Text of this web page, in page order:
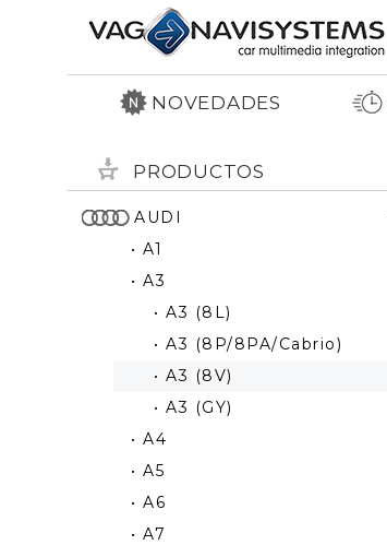
NOVEDADES
PRODUCTOS
AUDI
• A1
• A3
• A3 (8L)
• A3 (8P/8PA/Cabrio)
• A3 (8V)
• A3 (GY)
• A4
• A5
• A6
• A7